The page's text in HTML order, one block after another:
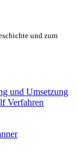
und zum
und Umsetzung
Verfahren